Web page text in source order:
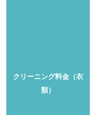
クリーニング料金（衣
類）